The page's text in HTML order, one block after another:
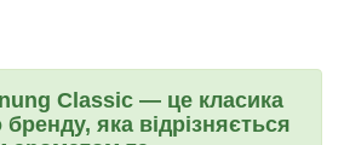
Classic — це класика
бренду, яка відрізняється